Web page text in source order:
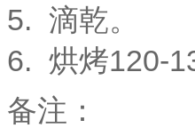
5. 滴乾。
6. 烘烤120-
备注：